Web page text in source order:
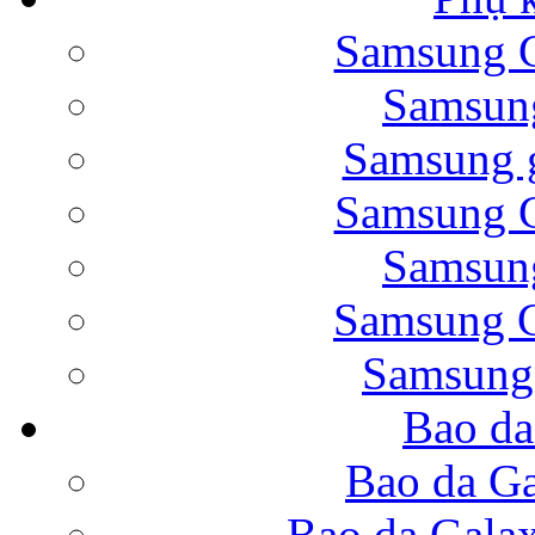
Bao da Samsung
Bao da Galaxy
Nắp lưng Samsung
Samsung
Samsung
Samsung
Bao
Bao da